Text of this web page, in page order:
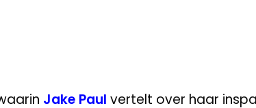
Jake Paul vertelt over haar